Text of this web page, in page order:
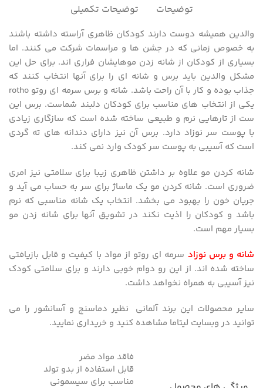
توضیحات توضیحات تکمیلی
والدین همیشه دوست دارند کودکان ظاهری آراسته داشته باشند
به خصوص زمانی که در جشن ها و مراسمات شرکت می کنند. اما
بسیاری از کودکان از شانه زدن موهایشان فراری اند. برای حل این
مشکل والدین باید برس و شانه ای را برای آنها انتخاب کنند که
جذاب بوده و کار با آن راحت باشد. شانه و برس سرمه ای روتو rotho
یکی از انتخاب های مناسب برای کودکان دلبند شماست. برس این
ست از تارهایی نرم و طبیعی ساخته شده است که سازگاری زیادی
با پوست سر نوزاد دارد. برس آن نیز دارای دندانه های ته گردی
است که آسیبی به پوست سر کودک وارد نمی کند.
شانه کردن مو علاوه بر داشتن ظاهری زیبا برای سلامتی نیز امری
ضروری است. شانه کردن مو یک ماساژ برای سر به حساب می آید و
جریان خون را بهبود می بخشد. انتخاب یک شانه مناسبی که نرم
باشد و کودکان را اذیت نکند در تشویق آنها برای شانه زدن مو
بسیار مهم است.
شانه و برس نوزاد سرمه ای روتو از مواد با کیفیت و قابل بازیافتی
ساخته شده اند. از این رو دوام خوبی دارند و برای سلامتی کودک
نیز آسیبی به همراه نخواهد داشت.
سایر محصولات این برند آلمانی نظیر دماسنج و آسانشور را می
توانید در وبسایت لیتاما مشاهده کنید و خریداری نمایید.
فاقد مواد مضر
قابل استفاده از بدو تولد
مناسب برای سیسمونی